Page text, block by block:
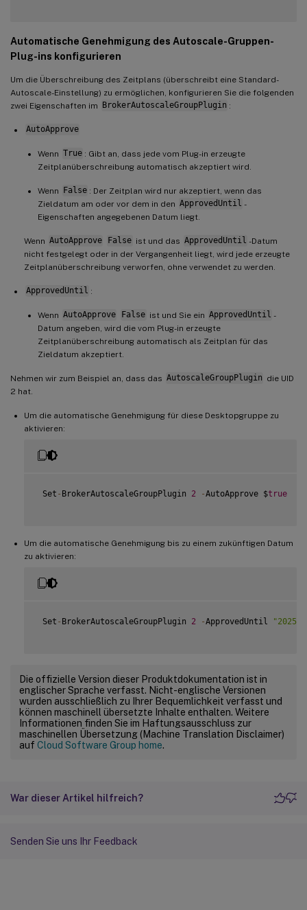
Automatische Genehmigung des Autoscale-Gruppen-
Plug-ins konfigurieren
Um die Überschreibung des Zeitplans (überschreibt eine Standard-
Autoscale-Einstellung) zu ermöglichen, konfigurieren Sie die folgenden
zwei Eigenschaften im
BrokerAutoscaleGroupPlugin :
AutoApprove
Wenn True : Gibt an, dass jede vom Plug-in erzeugte
Zeitplanüberschreibung automatisch akzeptiert wird.
Wenn False : Der Zeitplan wird nur akzeptiert, wenn das
Zieldatum am oder vor dem in den ApprovedUntil -
Eigenschaften angegebenen Datum liegt.
Wenn AutoApprove False ist und das ApprovedUntil -Datum
nicht festgelegt oder in der Vergangenheit liegt, wird jede erzeugte
Zeitplanüberschreibung verworfen, ohne verwendet zu werden.
ApprovedUntil :
Wenn AutoApprove False ist und Sie ein ApprovedUntil -
Datum angeben, wird die vom Plug-in erzeugte
Zeitplanüberschreibung automatisch als Zeitplan für das
Zieldatum akzeptiert.
Nehmen wir zum Beispiel an, dass das AutoscaleGroupPlugin die UID
2 hat.
Um die automatische Genehmigung für diese Desktopgruppe zu
aktivieren:
Set - BrokerAutoscaleGroupPlugin 2 -AutoApprove $true
Um die automatische Genehmigung bis zu einem zukünftigen Datum
zu aktivieren:
Set - BrokerAutoscaleGroupPlugin 2 -ApprovedUntil "2025-
Die offizielle Version dieser Produktdokumentation ist in
englischer Sprache verfasst. Nicht-englische Versionen
wurden ausschließlich zu Ihrer Bequemlichkeit verfasst und
können maschinell übersetzte Inhalte enthalten. Weitere
Informationen finden Sie im Haftungsausschluss zur
maschinellen Übersetzung (Machine Translation Disclaimer)
auf Cloud Software Group home.
War dieser Artikel hilfreich?
Senden Sie uns Ihr Feedback